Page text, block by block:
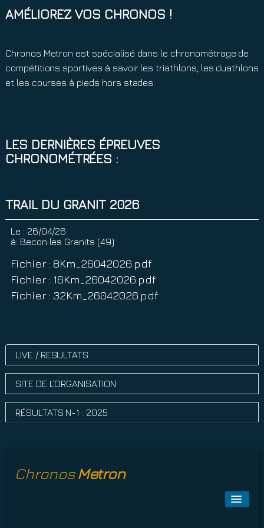
AMÉLIOREZ VOS CHRONOS !
Chronos Metron est spécialisé dans le chronométrage de
compétitions sportives à savoir les triathlons, les duathlons
et les courses à pieds hors stades.
LES DERNIÈRES ÉPREUVES
CHRONOMÉTRÉES :
TRAIL DU GRANIT 2026
Le : 26/04/26
à: Becon les Granits (49)
Fichier : 8Km_26042026.pdf
Fichier : 16Km_26042026.pdf
Fichier : 32Km_26042026.pdf
LIVE / RESULTATS
SITE DE L'ORGANISATION
RÉSULTATS N-1 : 2025
Chronos Metron
Toggle